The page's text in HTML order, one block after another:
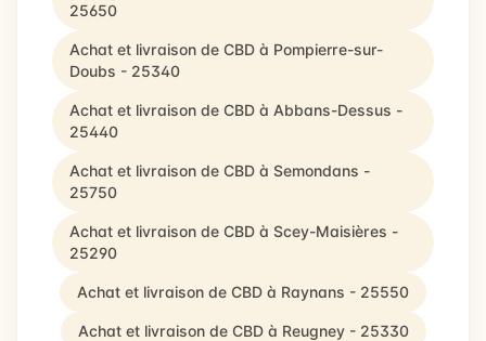
25650
Achat et livraison de CBD à Pompierre-sur-
Doubs - 25340
Achat et livraison de CBD à Abbans-Dessus -
25440
Achat et livraison de CBD à Semondans -
25750
Achat et livraison de CBD à Scey-Maisières -
25290
Achat et livraison de CBD à Raynans - 25550
Achat et livraison de CBD à Reugney - 25330